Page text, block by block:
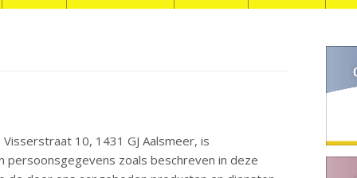
10, 1431 GJ Aalsmeer, is
zoals beschreven in deze